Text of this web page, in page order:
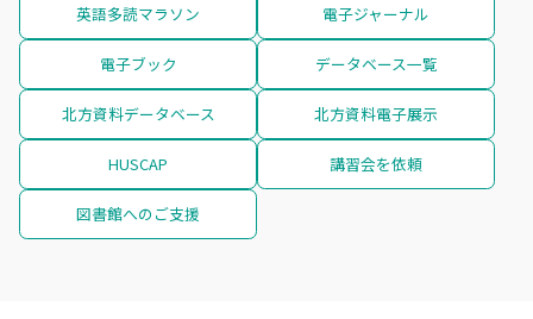
英語多読マラソン 電子ジャーナル
電子ブック データベース一覧
北方資料データベース 北方資料電子展示
HUSCAP 講習会を依頼
図書館へのご支援